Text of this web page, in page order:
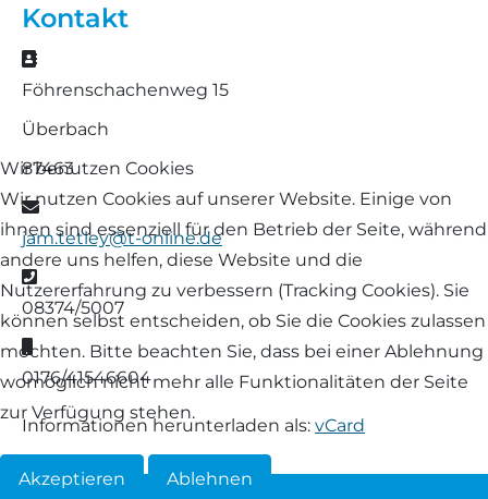
Kontakt
Adresse
Föhrenschachenweg 15
Überbach
87463
E-Mail
jam.tetley@t-online.de
Telefon
08374/5007
Mobil
0176/41546604
Informationen herunterladen als: vCard
Wir benutzen Cookies
Wir nutzen Cookies auf unserer Website. Einige von
ihnen sind essenziell für den Betrieb der Seite, während
andere uns helfen, diese Website und die
Nutzererfahrung zu verbessern (Tracking Cookies). Sie
können selbst entscheiden, ob Sie die Cookies zulassen
möchten. Bitte beachten Sie, dass bei einer Ablehnung
womöglich nicht mehr alle Funktionalitäten der Seite
zur Verfügung stehen.
Akzeptieren Ablehnen
Formulare/Download
Links Züchter-Internetseiten
Preisrichter in Bayern
Futtrationsrechner
Neueinsteiger
Fachberater in Bayern
Lineare Beurteilung Zahnstellung
Landschaf
Rouge de Roussillon
Schwarzes Villnösser Schaf
Scottish Blackface
Shetland
Skudde
South Down
Soayschaf